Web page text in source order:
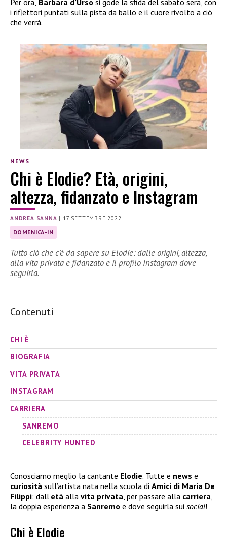
i riflettori puntati sulla pista da ballo e il cuore rivolto a ciò
che verrà.
NEWS
Chi è Elodie? Età, origini,
altezza, fidanzato e Instagram
ANDREA SANNA | 17 SETTEMBRE 2022
DOMENICA-IN
Tutto ciò che c’è da sapere su Elodie: dalle origini, altezza,
alla vita privata e fidanzato e il profilo Instagram dove
seguirla.
Contenuti
CHI È
BIOGRAFIA
VITA PRIVATA
INSTAGRAM
CARRIERA
SANREMO
CELEBRITY HUNTED
Conosciamo meglio la cantante Elodie. Tutte e news e
curiosità sull’artista nata nella scuola di Amici di Maria De
Filippi: dall’età alla vita privata , per passare alla carriera
la doppia esperienza a Sanremo e dove seguirla sui social!
Chi è Elodie